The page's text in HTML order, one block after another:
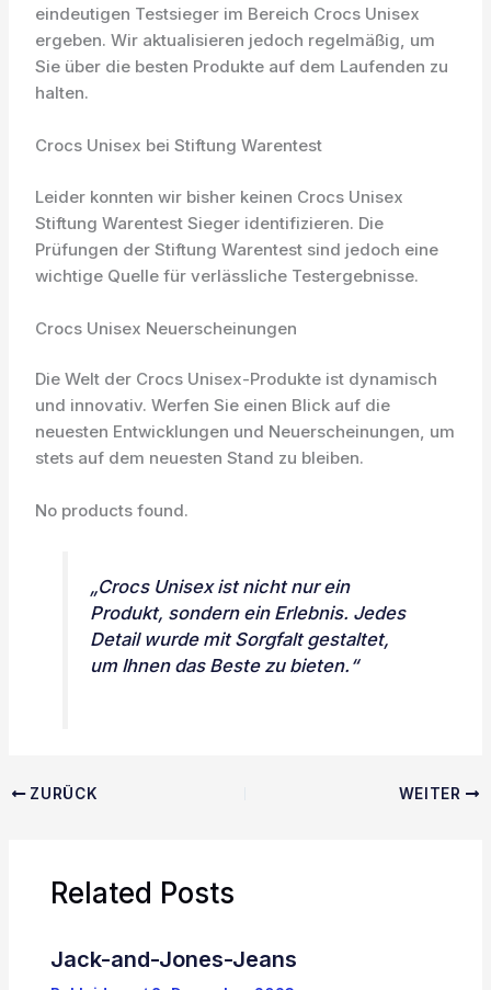
eindeutigen Testsieger im Bereich Crocs Unisex
ergeben. Wir aktualisieren jedoch regelmäßig, um
Sie über die besten Produkte auf dem Laufenden zu
halten.
Crocs Unisex bei Stiftung Warentest
Leider konnten wir bisher keinen Crocs Unisex
Stiftung Warentest Sieger identifizieren. Die
Prüfungen der Stiftung Warentest sind jedoch eine
wichtige Quelle für verlässliche Testergebnisse.
Crocs Unisex Neuerscheinungen
Die Welt der Crocs Unisex-Produkte ist dynamisch
und innovativ. Werfen Sie einen Blick auf die
neuesten Entwicklungen und Neuerscheinungen, um
stets auf dem neuesten Stand zu bleiben.
No products found.
„Crocs Unisex ist nicht nur ein
Produkt, sondern ein Erlebnis. Jedes
Detail wurde mit Sorgfalt gestaltet,
um Ihnen das Beste zu bieten.“
ZURÜCK WEITER
Related Posts
Jack-and-Jones-Jeans